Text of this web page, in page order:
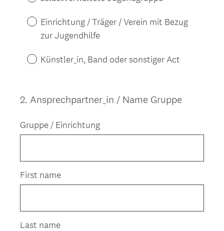
Einrichtung / Träger / Verein mit Bezug
zur Jugendhilfe
Künstler_in, Band oder sonstiger Act
Question
2. Ansprechpartner_in / Name Gruppe
Gruppe / Einrichtung
First name
Last name